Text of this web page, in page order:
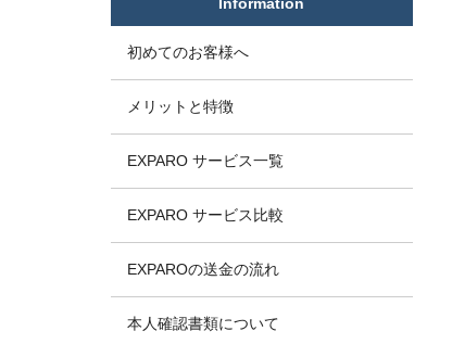
初めてのお客様へ
メリットと特徴
EXPARO サービス一覧
EXPARO サービス比較
EXPAROの送金の流れ
本人確認書類について